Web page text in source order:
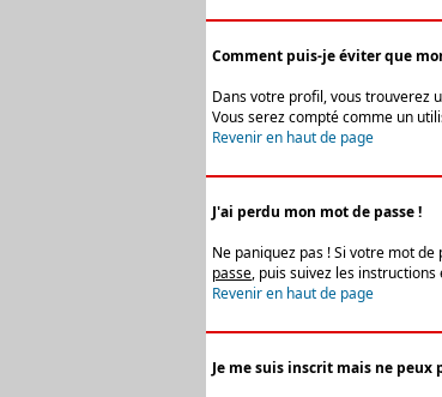
Comment puis-je éviter que
Dans votre profil, vous trouverez
Vous serez compté comme un
Revenir en haut de page
J'ai perdu mon mot de passe !
Ne paniquez pas ! Si votre mot
passe, puis suivez les
Revenir en haut de page
Je me suis inscrit mais ne peux